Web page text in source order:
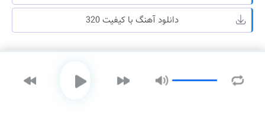
دانلود آهنگ با کیفیت 320